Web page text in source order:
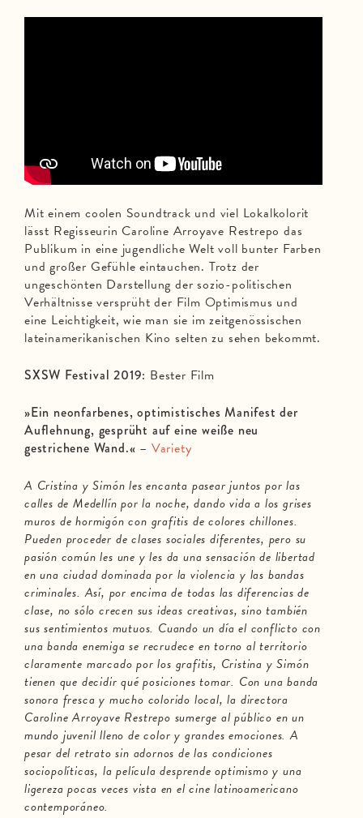
Mit einem coolen Soundtrack und viel Lokalkolorit
lässt Regisseurin Caroline Arroyave Restrepo das
Publikum in eine jugendliche Welt voll bunter Farben
und großer Gefühle eintauchen. Trotz der
ungeschönten Darstellung der sozio-politischen
Verhältnisse versprüht der Film Optimismus und
eine Leichtigkeit, wie man sie im zeitgenössischen
lateinamerikanischen Kino selten zu sehen bekommt.
SXSW Festival 2019: Bester Film
»Ein neonfarbenes, optimistisches Manifest der
Auflehnung, gesprüht auf eine weiße neu
gestrichene Wand.« – Variety
A Cristina y Simón les encanta pasear juntos por las
calles de Medellín por la noche, dando vida a los grises
muros de hormigón con grafitis de colores chillones.
Pueden proceder de clases sociales diferentes, pero su
pasión común les une y les da una sensación de libertad
en una ciudad dominada por la violencia y las bandas
criminales. Así, por encima de todas las diferencias de
clase, no sólo crecen sus ideas creativas, sino también
sus sentimientos mutuos. Cuando un día el conflicto con
una banda enemiga se recrudece en torno al territorio
claramente marcado por los grafitis, Cristina y Simón
tienen que decidir qué posiciones tomar. Con una banda
sonora fresca y mucho colorido local, la directora
Caroline Arroyave Restrepo sumerge al público en un
mundo juvenil lleno de color y grandes emociones. A
pesar del retrato sin adornos de las condiciones
sociopolíticas, la película desprende optimismo y una
ligereza pocas veces vista en el cine latinoamericano
contemporáneo.